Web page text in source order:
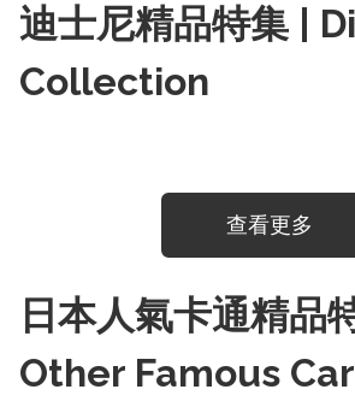
迪士尼精品特集 |
Collection
查看更多
日本人氣卡通精品
Other Famous